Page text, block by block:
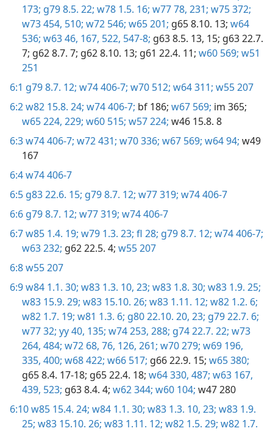
173; g79 8.5. 22; w78 1.5. 16; w77 78, 231; w75 372;
w73 454, 510; w72 546; w65 201; g65 8.10. 13; w64
536; w63 46, 167, 522, 547-8; g63 8.5. 13, 15; g63 22.7.
7; g62 8.7. 7; g62 8.10. 13; g61 22.4. 11; w60 569; w51
251
6:1 g79 8.7. 12; w74 406-7; w70 512; w64 311; w55 207
6:2w82 15.8. 24; w74 406-7; bf 186; w67 569; im 365;
w65 224, 229; w60 515; w57 224; w46 15.8. 8
6:3w74 406-7; w72 431; w70 336; w67 569; w64 94; w49
167
6:4w74 406-7
6:5 g83 22.6. 15; g79 8.7. 12; w77 319; w74 406-7
6:6 g79 8.7. 12; w77 319; w74 406-7
6:7w85 1.4. 19; w79 1.3. 23; fl 28; g79 8.7. 12; w74 406-7;
w63 232; g62 22.5. 4; w55 207
6:8w55 207
6:9w84 1.1. 30; w83 1.3. 10, 23; w83 1.8. 30; w83 1.9. 25;
w83 15.9. 29; w83 15.10. 26; w83 1.11. 12; w82 1.2. 6;
w82 1.7. 19; w81 1.3. 6; g80 22.10. 20, 23; g79 22.7. 6;
w77 32; yy 40, 135; w74 253, 288; g74 22.7. 22; w73
264, 484; w72 68, 76, 126, 261; w70 279; w69 196,
335, 400; w68 422; w66 517; g66 22.9. 15; w65 380;
g65 8.4. 17-18; g65 22.4. 18; w64 330, 487; w63 167,
439, 523; g63 8.4. 4; w62 344; w60 104; w47 280
6:10w85 15.4. 24; w84 1.1. 30; w83 1.3. 10, 23; w83 1.9.
25; w83 15.10. 26; w83 1.11. 12; w82 1.5. 29; w82 1.7.